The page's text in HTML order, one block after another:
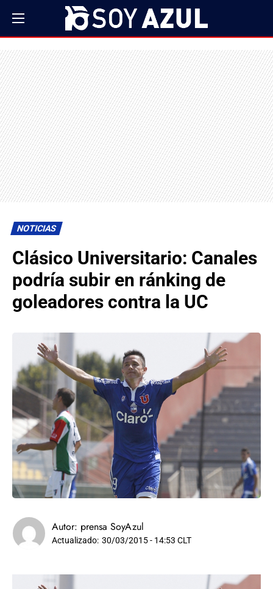
NOTICIAS
Clásico Universitario: Canales
podría subir en ránking de
goleadores contra la UC
Autor: prensa SoyAzul
Actualizado: 30/03/2015 - 14:53 CLT